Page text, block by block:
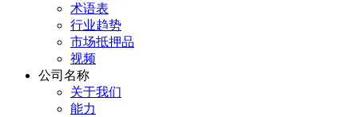
术语表
行业趋势
市场抵押品
视频
公司名称
关于我们
能力